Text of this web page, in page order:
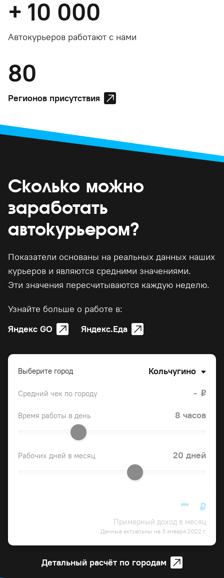
+ 10 000
Автокурьеров работают с нами
80
Регионов присутствия
Сколько можно
заработать
автокурьером?
Показатели основаны на реальных данных наших
курьеров и являются средними значениями.
Эти значения пересчитываются каждую неделю.
Узнайте больше о работе в:
Яндекс GO
Яндекс.Еда
Выберите город Кольчугино
Средний чек по городу - o
Время работы в день 8 часов
Рабочих дней в месяц 20 дней
Примерный доход в месяц
- o
Данные актуальны на 3 января 2022 г.
Детальный расчёт по городам